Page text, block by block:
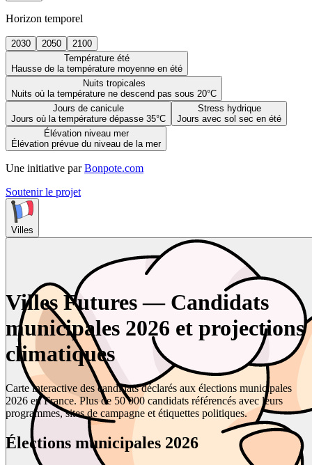
Horizon temporel
2030 2050
2100
Température été
Hausse de la température moyenne en été
Nuits tropicales
Nuits où la température ne descend pas sous 20°C
Jours de canicule
Jours où la température dépasse 35°C
Stress hydrique
Jours avec sol sec en été
Élévation niveau mer
Élévation prévue du niveau de la mer
Une initiative par Bonpote.com
Soutenir le projet
Villes
Villes Futures — Candidats
municipales 2026 et projections
climatiques
Carte interactive des candidats déclarés aux élections municipales
2026 en France. Plus de 50 000 candidats référencés avec leurs
programmes, sites de campagne et étiquettes politiques.
Élections municipales 2026